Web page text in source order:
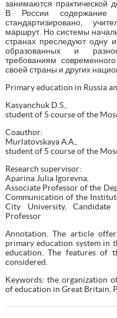
занимаются практической
В России содержание
стандартизировано,
маршрут. Но системы
странах преследуют одну
образованных и
требованиям
своей страны и других
Primary education in Russia
Kasyanchuk D.S.,
student of 5 course of the
Coauthor:
Murlatovskaya А.А.,
student of 5 course of the
Research supervisor:
Aparina Julia Igorevna,
Associate Professor of the
Communication of the
City University, Candidate
Professor
Аnnotation. The article
primary education system in
education. The features of
considered.
Keywords: the organization
of education in Great Britain,